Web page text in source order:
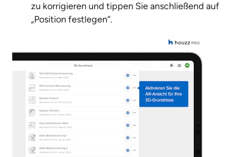
zu korrigieren und tippen Sie anschließend auf
„Position festlegen“.